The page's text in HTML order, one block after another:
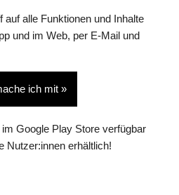
auf alle Funktionen und Inhalte
und im Web, per E-Mail und
ich mit »
Google Play Store verfügbar
Nutzer:innen erhältlich!